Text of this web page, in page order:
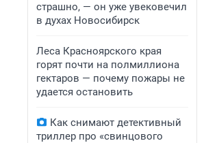
страшно, — он уже увековечил
в духах Новосибирск
Леса Красноярского края
горят почти на полмиллиона
гектаров — почему пожары не
удается остановить
Как снимают детективный
триллер про «свинцового